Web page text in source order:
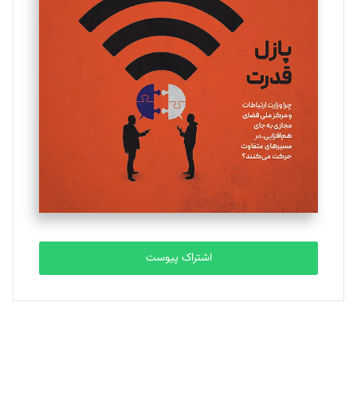
یسنا امان‌پور
تحریریه
ملینا جعفری
تحریریه
مصطفی مسجدی آرانی
تحریریه
بابک نقاش
تحریریه
اشتراک پیوست